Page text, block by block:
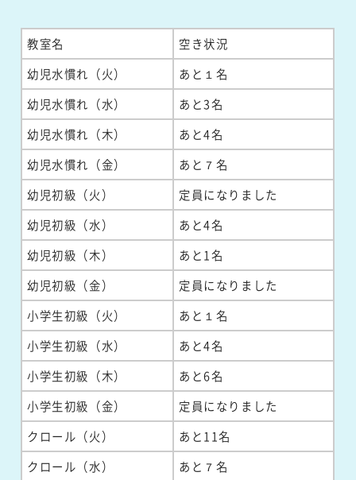
教室名
空き状況
幼児水慣れ（火）
あと１名
幼児水慣れ（水）
あと3名
幼児水慣れ（木）
あと4名
幼児水慣れ（金）
あと７名
幼児初級（火）
定員になりました
幼児初級（水）
あと4名
幼児初級（木）
あと1名
幼児初級（金）
定員になりました
小学生初級（火）
あと１名
小学生初級（水）
あと4名
小学生初級（木）
あと6名
小学生初級（金）
定員になりました
クロール（火）
あと11名
クロール（水）
あと７名